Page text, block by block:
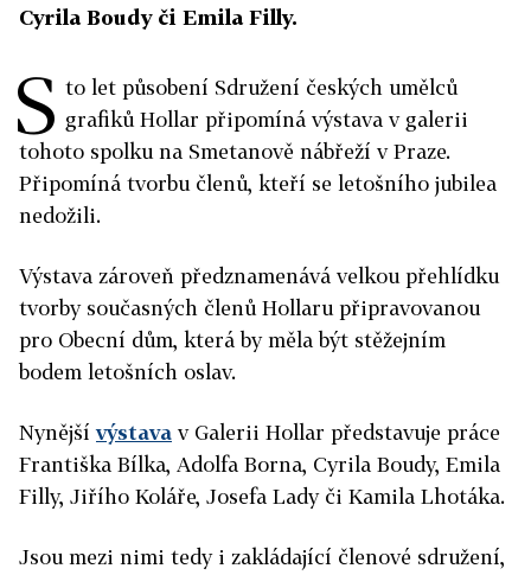
Cyrila Boudy či Emila Filly.
S to let působení Sdružení českých umělců
grafiků Hollar připomíná výstava v galerii
tohoto spolku na Smetanově nábřeží v Praze.
Připomíná tvorbu členů, kteří se letošního jubilea
nedožili.
Výstava zároveň předznamenává velkou přehlídku
tvorby současných členů Hollaru připravovanou
pro Obecní dům, která by měla být stěžejním
bodem letošních oslav.
Nynějšívýstava v Galerii Hollar představuje práce
Františka Bílka, Adolfa Borna, Cyrila Boudy, Emila
Filly, Jiřího Koláře, Josefa Lady či Kamila Lhotáka.
Jsou mezi nimi tedy i zakládající členové sdružení,